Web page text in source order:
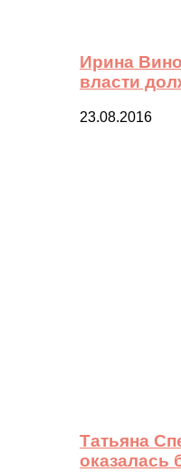
Ирина
власти
23.08.2016
Татьяна
оказалась